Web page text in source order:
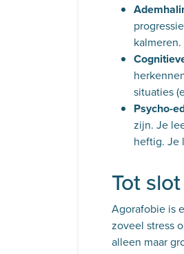
kalmeren.
situaties
Psycho-
zijn. Je
heftig. Je
Tot slot
Agorafobie is
zoveel stress
alleen maar